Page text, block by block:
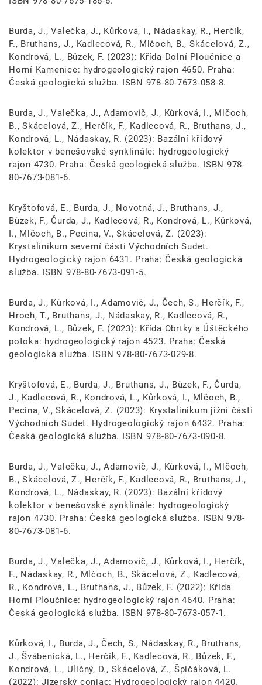
Burda, J., Valečka, J., Kůrková, I., Nádaskay, R., Herčík,
F., Bruthans, J., Kadlecová, R., Mlčoch, B., Skácelová, Z.,
Kondrová, L., Bůzek, F. (2023): Křída Dolní Ploučnice a
Horní Kamenice: hydrogeologický rajon 4650. Praha:
Česká geologická služba. ISBN 978-80-7673-058-8.
Burda, J., Valečka, J., Adamovič, J., Kůrková, I., Mlčoch,
B., Skácelová, Z., Herčík, F., Kadlecová, R., Bruthans, J.,
Kondrová, L., Nádaskay, R. (2023): Bazální křídový
kolektor v benešovské synklinále: hydrogeologický
rajon 4730. Praha: Česká geologická služba. ISBN 978-
80-7673-081-6.
Kryštofová, E., Burda, J., Novotná, J., Bruthans, J.,
Bůzek, F., Čurda, J., Kadlecová, R., Kondrová, L., Kůrková,
I., Mlčoch, B., Pecina, V., Skácelová, Z. (2023):
Krystalinikum severní části Východních Sudet.
Hydrogeologický rajon 6431. Praha: Česká geologická
služba. ISBN 978-80-7673-091-5.
Burda, J., Kůrková, I., Adamovič, J., Čech, S., Herčík, F.,
Hroch, T., Bruthans, J., Nádaskay, R., Kadlecová, R.,
Kondrová, L., Bůzek, F. (2023): Křída Obrtky a Úštěckého
potoka: hydrogeologický rajon 4523. Praha: Česká
geologická služba. ISBN 978-80-7673-029-8.
Kryštofová, E., Burda, J., Bruthans, J., Bůzek, F., Čurda,
J., Kadlecová, R., Kondrová, L., Kůrková, I., Mlčoch, B.,
Pecina, V., Skácelová, Z. (2023): Krystalinikum jižní části
Východních Sudet. Hydrogeologický rajon 6432. Praha:
Česká geologická služba. ISBN 978-80-7673-090-8.
Burda, J., Valečka, J., Adamovič, J., Kůrková, I., Mlčoch,
B., Skácelová, Z., Herčík, F., Kadlecová, R., Bruthans, J.,
Kondrová, L., Nádaskay, R. (2023): Bazální křídový
kolektor v benešovské synklinále: hydrogeologický
rajon 4730. Praha: Česká geologická služba. ISBN 978-
80-7673-081-6.
Burda, J., Valečka, J., Adamovič, J., Kůrková, I., Herčík,
F., Nádaskay, R., Mlčoch, B., Skácelová, Z., Kadlecová,
R., Kondrová, L., Bruthans, J., Bůzek, F. (2022): Křída
Horní Ploučnice: hydrogeologický rajon 4640. Praha:
Česká geologická služba. ISBN 978-80-7673-057-1.
Kůrková, I., Burda, J., Čech, S., Nádaskay, R., Bruthans,
J., Švábenická, L., Herčík, F., Kadlecová, R., Bůzek, F.,
Kondrová, L., Uličný, D., Skácelová, Z., Špičáková, L.
(2022): Jizerský coniac: Hydrogeologický rajon 4420.